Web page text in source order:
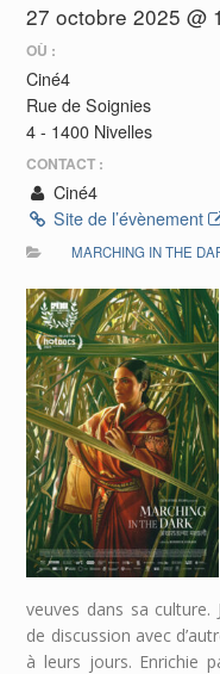
27 octobre 2025 @
OÙ :
Ciné4
Rue de Soignies
4 - 1400 Nivelles
CONTACT :
Ciné4
Site de l’évènement
MARCHING IN THE
veuves dans sa culture.
de discussion avec
à leurs jours. Enrichie